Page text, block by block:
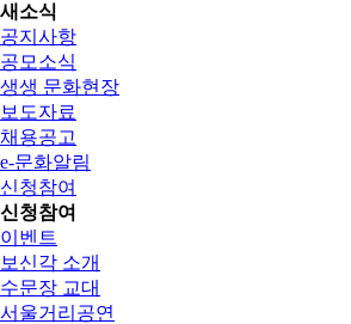
새소식
공지사항
공모소식
생생 문화현장
보도자료
채용공고
e-문화알림
신청참여
신청참여
이벤트
보신각 소개
수문장 교대
서울거리공연